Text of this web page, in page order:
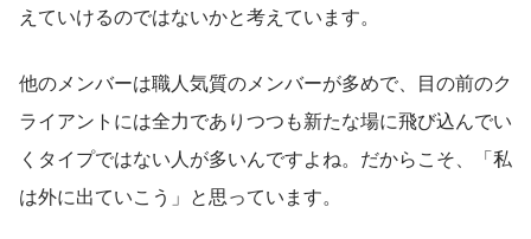
えていけるのではないかと考えています。
他のメンバーは職人気質のメンバーが多めで、目の前のク
ライアントには全力でありつつも新たな場に飛び込んでい
くタイプではない人が多いんですよね。だからこそ、「私
は外に出ていこう」と思っています。